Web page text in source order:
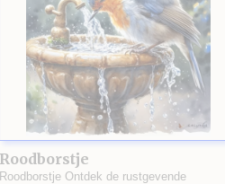
Roodborstje
Roodborstje Ontdek de rustgevende